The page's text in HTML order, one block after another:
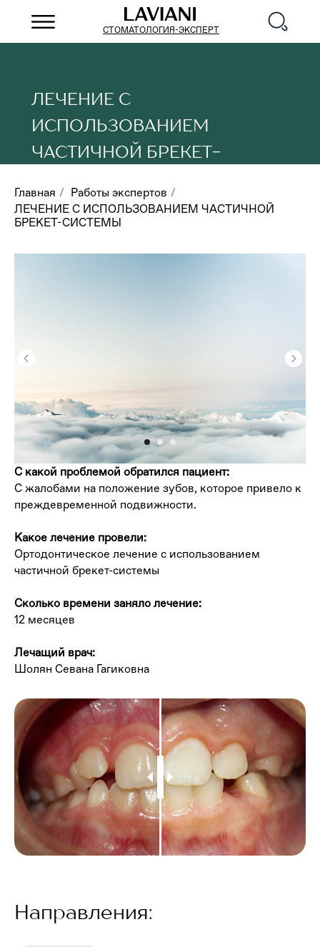
СТОМАТОЛОГИЯ-ЭКСПЕРТ
ЛЕЧЕНИЕ С
ИСПОЛЬЗОВАНИЕМ
ЧАСТИЧНОЙ БРЕКЕТ-
Главная / Работы экспертов /
ЛЕЧЕНИЕ С ИСПОЛЬЗОВАНИЕМ ЧАСТИЧНОЙ
БРЕКЕТ-СИСТЕМЫ
С какой проблемой обратился пациент:
С жалобами на положение зубов, которое привело к
преждевременной подвижности.
Какое лечение провели:
Ортодонтическое лечение с использованием
частичной брекет-системы
Сколько времени заняло лечение:
12 месяцев
Лечащий врач:
Шолян Севана Гагиковна
Направления: